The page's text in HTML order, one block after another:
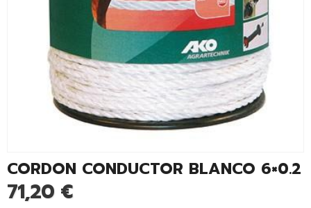
CORDON CONDUCTOR BLANCO 6×0.2
71,20 €